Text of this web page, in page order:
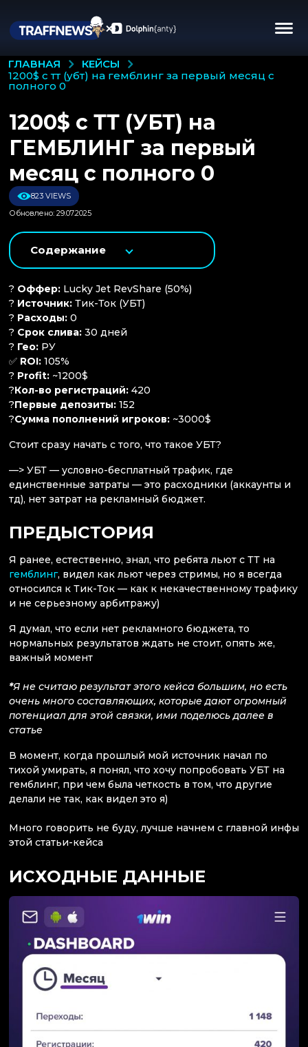
ГЛАВНАЯ
КЕЙСЫ
1200$ с тт (убт) на гемблинг за первый месяц с
полного 0
1200$ с ТТ (УБТ) на
ГЕМБЛИНГ за первый
месяц с полного 0
823 VIEWS
Обновлено: 29.07.2025
Содержание
? Оффер: Lucky Jet RevShare (50%)
? Источник: Тик-Ток (УБТ)
? Расходы: 0
? Срок слива: 30 дней
? Гео: РУ
✅ ROI: 105%
? Profit: ~1200$
?Кол-во регистраций: 420
?Первые депозиты: 152
?Сумма пополнений игроков: ~3000$
Стоит сразу начать с того, что такое УБТ?
—> УБТ — условно-бесплатный трафик, где
единственные затраты — это расходники (аккаунты и
тд), нет затрат на рекламный бюджет.
ПРЕДЫСТОРИЯ
Я ранее, естественно, знал, что ребята льют с ТТ на
гемблинг, видел как льют через стримы, но я всегда
относился к Тик-Ток — как к некачественному трафику
и не серьезному арбитражу)
Я думал, что если нет рекламного бюджета, то
нормальных результатов ждать не стоит, опять же,
важный момент
*Я не считаю результат этого кейса большим, но есть
очень много составляющих, которые дают огромный
потенциал для этой связки, ими поделюсь далее в
статье
В момент, когда прошлый мой источник начал по
тихой умирать, я понял, что хочу попробовать УБТ на
гемблинг, при чем была четкость в том, что другие
делали не так, как видел это я)
Много говорить не буду, лучше начнем с главной инфы
этой статьи-кейса
ИСХОДНЫЕ ДАННЫЕ